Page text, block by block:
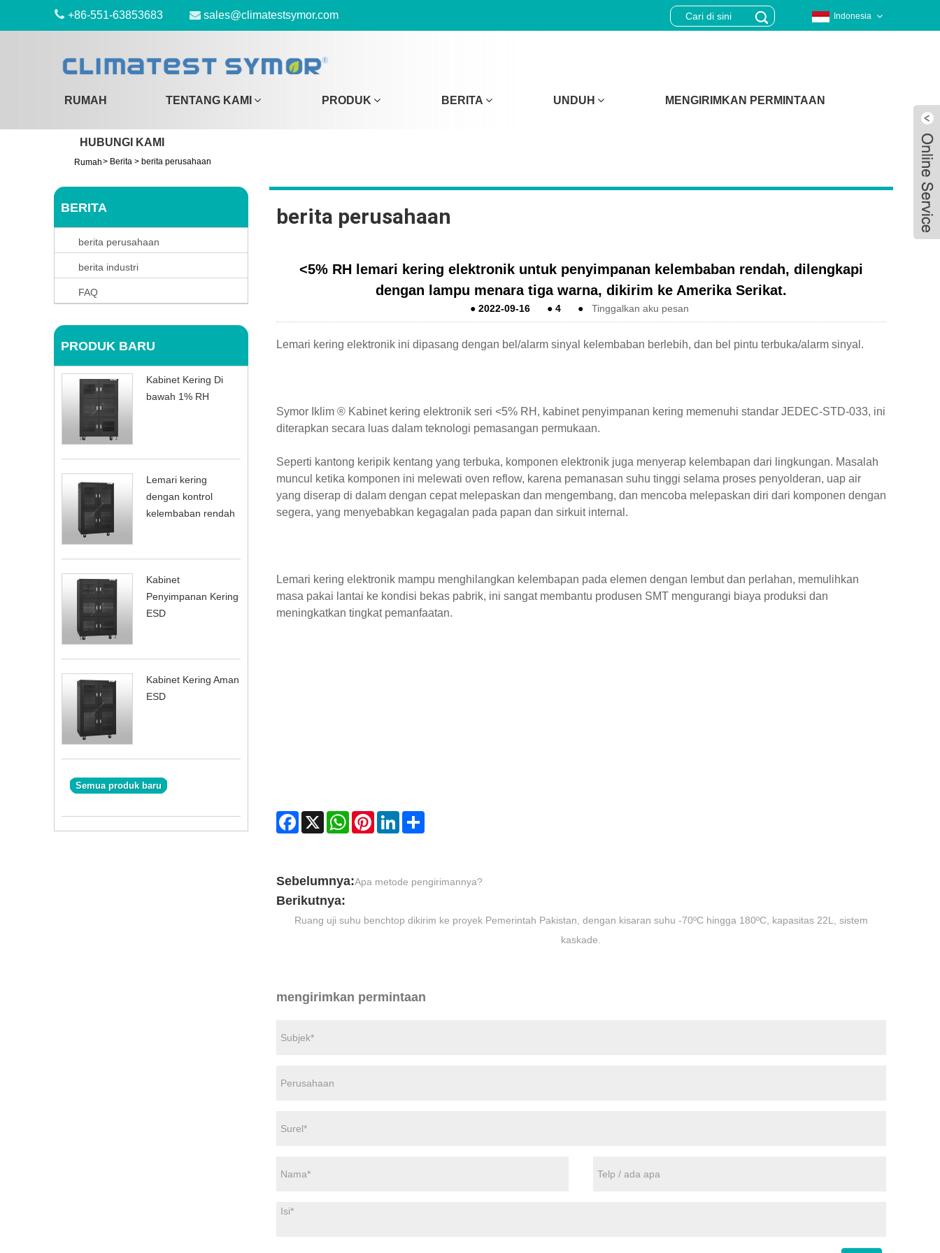
+86-551-63853683 sales@climatestsymor.com Indonesia
RUMAH TENTANG KAMI PRODUK BERITA UNDUH MENGIRIMKAN PERMINTAAN
HUBUNGI KAMI
Rumah> Berita > berita perusahaan
BERITA
berita perusahaan
berita industri
FAQ
PRODUK BARU
Kabinet Kering Di
bawah 1% RH
Lemari kering
dengan kontrol
kelembaban rendah
Kabinet
Penyimpanan Kering
ESD
Kabinet Kering Aman
ESD
Semua produk baru
berita perusahaan
<5% RH lemari kering elektronik untuk penyimpanan kelembaban rendah, dilengkapi
dengan lampu menara tiga warna, dikirim ke Amerika Serikat.
● 2022-09-16 ● 4 ● Tinggalkan aku pesan
Lemari kering elektronik ini dipasang dengan bel/alarm sinyal kelembaban berlebih, dan bel pintu terbuka/alarm sinyal.
Symor Iklim ® Kabinet kering elektronik seri <5% RH, kabinet penyimpanan kering memenuhi standar JEDEC-STD-033, ini
diterapkan secara luas dalam teknologi pemasangan permukaan.
Seperti kantong keripik kentang yang terbuka, komponen elektronik juga menyerap kelembapan dari lingkungan. Masalah
muncul ketika komponen ini melewati oven reflow, karena pemanasan suhu tinggi selama proses penyolderan, uap air
yang diserap di dalam dengan cepat melepaskan dan mengembang, dan mencoba melepaskan diri dari komponen dengan
segera, yang menyebabkan kegagalan pada papan dan sirkuit internal.
Lemari kering elektronik mampu menghilangkan kelembapan pada elemen dengan lembut dan perlahan, memulihkan
masa pakai lantai ke kondisi bekas pabrik, ini sangat membantu produsen SMT mengurangi biaya produksi dan
meningkatkan tingkat pemanfaatan.
Facebook
X WhatsAppPinterestLinkedInShare
Sebelumnya:Apa metode pengirimannya?
Berikutnya:
Ruang uji suhu benchtop dikirim ke proyek Pemerintah Pakistan, dengan kisaran suhu -70ºC hingga 180ºC, kapasitas 22L, sistem
kaskade.
mengirimkan permintaan